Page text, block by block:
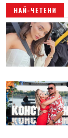
НАЙ-ЧЕТЕНИ